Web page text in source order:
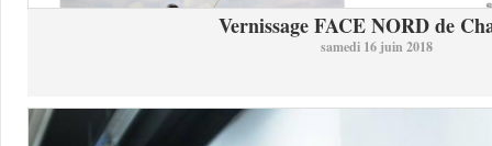
Vernissage FACE NORD de
samedi 16 juin 2018